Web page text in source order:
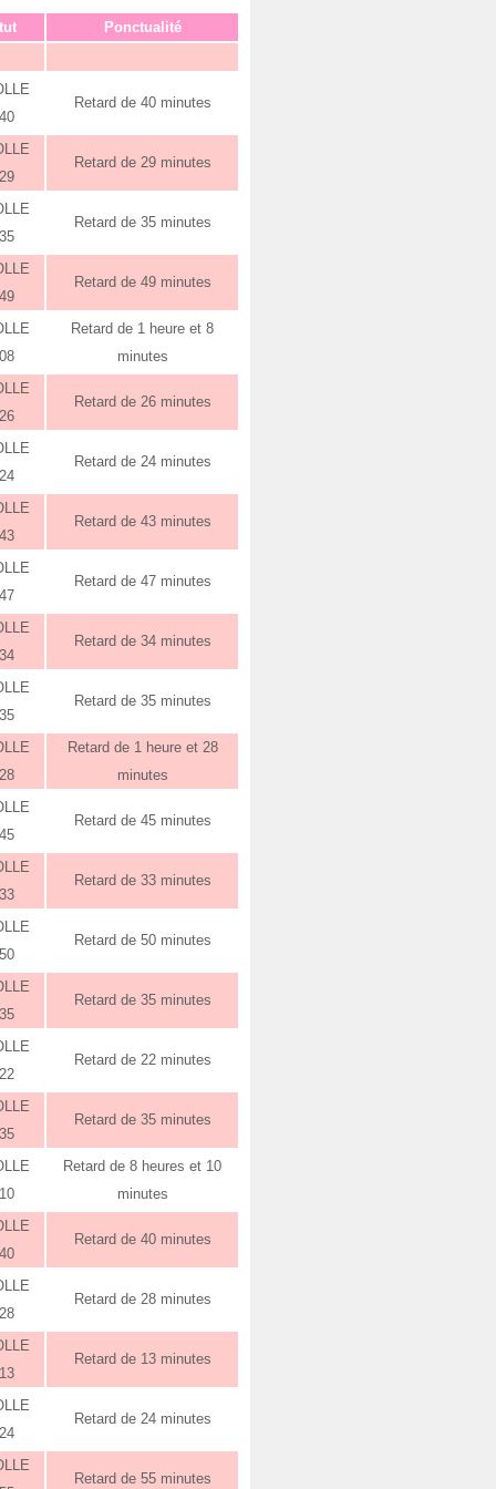
Ponctualité
Retard de 40 minutes
Retard de 29 minutes
Retard de 35 minutes
Retard de 49 minutes
Retard de 1 heure et 8
minutes
Retard de 26 minutes
Retard de 24 minutes
Retard de 43 minutes
Retard de 47 minutes
Retard de 34 minutes
Retard de 35 minutes
Retard de 1 heure et 28
minutes
Retard de 45 minutes
Retard de 33 minutes
Retard de 50 minutes
Retard de 35 minutes
Retard de 22 minutes
Retard de 35 minutes
Retard de 8 heures et 10
minutes
Retard de 40 minutes
Retard de 28 minutes
Retard de 13 minutes
Retard de 24 minutes
Retard de 55 minutes